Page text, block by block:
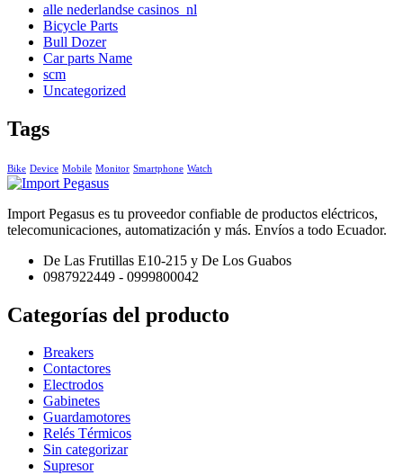
alle nederlandse casinos_nl
Bicycle Parts
Bull Dozer
Car parts Name
scm
Uncategorized
Tags
Bike Device Mobile Monitor Smartphone Watch
Import Pegasus es tu proveedor confiable de productos eléctricos,
telecomunicaciones, automatización y más. Envíos a todo Ecuador.
De Las Frutillas E10-215 y De Los Guabos
0987922449 - 0999800042
Categorías del producto
Breakers
Contactores
Electrodos
Gabinetes
Guardamotores
Relés Térmicos
Sin categorizar
Supresor